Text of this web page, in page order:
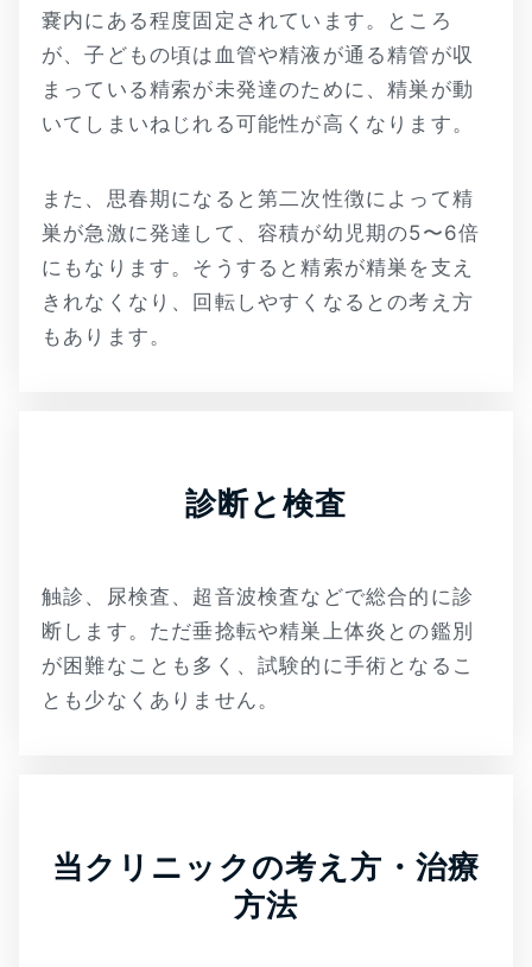
嚢内にある程度固定されています。ところ
が、子どもの頃は血管や精液が通る精管が収
まっている精索が未発達のために、精巣が動
いてしまいねじれる可能性が高くなります。
また、思春期になると第二次性徴によって精
巣が急激に発達して、容積が幼児期の5〜6倍
にもなります。そうすると精索が精巣を支え
きれなくなり、回転しやすくなるとの考え方
もあります。
診断と検査
触診、尿検査、超音波検査などで総合的に診
断します。ただ垂捻転や精巣上体炎との鑑別
が困難なことも多く、試験的に手術となるこ
とも少なくありません。
当クリニックの考え方・治療
方法